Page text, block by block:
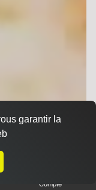
Compte
garantir la